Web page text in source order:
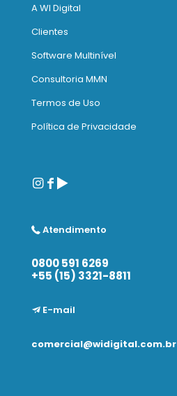
A WI Digital
Clientes
Software Multinível
Consultoria MMN
Termos de Uso
Política de Privacidade
Atendimento
0800 591 6269
+55 (15) 3321-8811
E-mail
comercial@widigital.com.br